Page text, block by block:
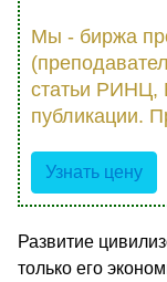
Мы - биржа
статьи РИНЦ,
публикации.
Узнать цену
Развитие
только его